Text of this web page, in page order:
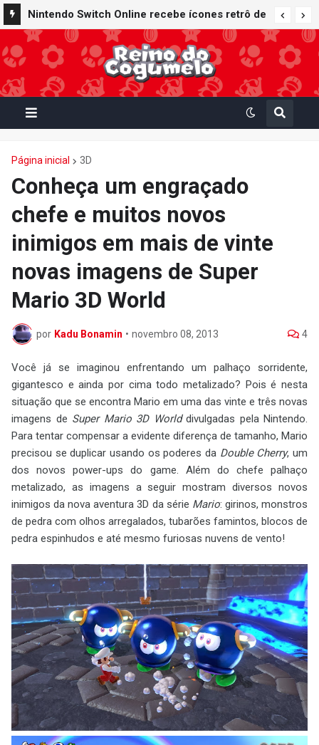
Nintendo Switch Online recebe ícones retrô de
Mario Paint (SNES) e Mario Kart: Super Circuit
(GBA)
Página inicial 3D
Conheça um engraçado
chefe e muitos novos
inimigos em mais de vinte
novas imagens de Super
Mario 3D World
por Kadu Bonamin • novembro 08, 2013 4
Você já se imaginou enfrentando um palhaço sorridente,
gigantesco e ainda por cima todo metalizado? Pois é nesta
situação que se encontra Mario em uma das vinte e três novas
imagens de Super Mario 3D Worlddivulgadas pela Nintendo.
Para tentar compensar a evidente diferença de tamanho, Mario
precisou se duplicar usando os poderes da Double Cherry, um
dos novos power-ups do game. Além do chefe palhaço
metalizado, as imagens a seguir mostram diversos novos
inimigos da nova aventura 3D da série Mario: girinos, monstros
de pedra com olhos arregalados, tubarões famintos, blocos de
pedra espinhudos e até mesmo furiosas nuvens de vento!